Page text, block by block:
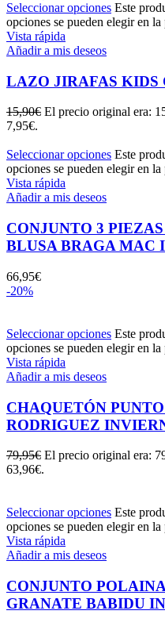
Seleccionar opciones Este
opciones se pueden elegir en
Vista rápida
Añadir a mis deseos
LAZO JIRAFAS KIDS
15,90€ El precio original era:
7,95€.
Seleccionar opciones Este
opciones se pueden elegir en
Vista rápida
Añadir a mis deseos
CONJUNTO 3
BLUSA BRAGA MAC
66,95€
-20%
Seleccionar opciones Este
opciones se pueden elegir en
Vista rápida
Añadir a mis deseos
CHAQUETÓN
RODRIGUEZ
79,95€ El precio original era:
63,96€.
Seleccionar opciones Este
opciones se pueden elegir en
Vista rápida
Añadir a mis deseos
CONJUNTO
GRANATE BABIDU